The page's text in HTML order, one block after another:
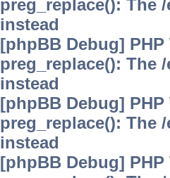
preg_replace(): The
instead
[phpBB Debug] PHP
preg_replace(): The
instead
[phpBB Debug] PHP
preg_replace(): The
instead
[phpBB Debug] PHP